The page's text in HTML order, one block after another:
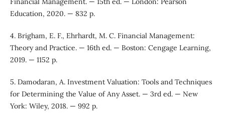
Education, 2020. — 832 p.
4. Brigham, E. F., Ehrhardt, M. C. Financial Management:
Theory and Practice. — 16th ed. — Boston: Cengage Learning,
2019. — 1152 p.
5. Damodaran, A. Investment Valuation: Tools and Techniques
for Determining the Value of Any Asset. — 3rd ed. — New
York: Wiley, 2018. — 992 p.